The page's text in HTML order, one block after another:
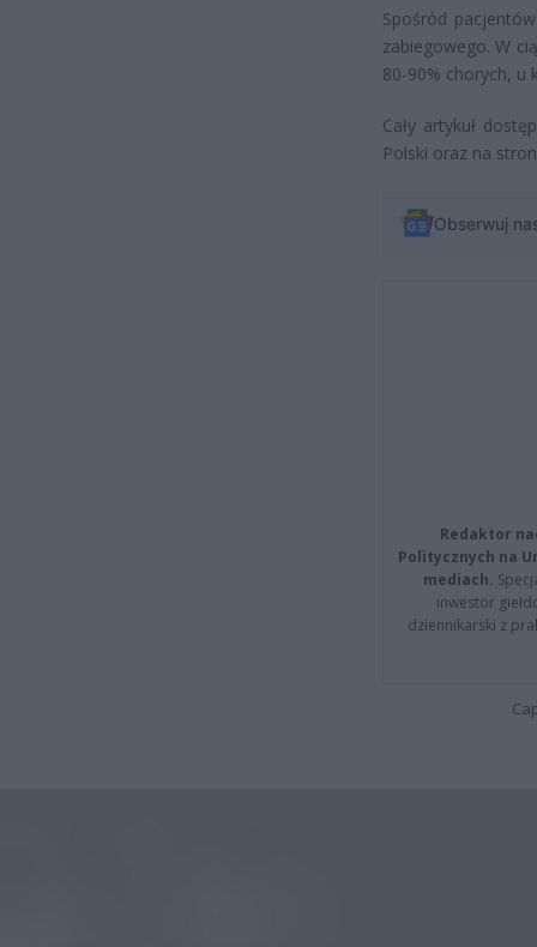
Spośród
zabiegowego. W
80-90% chorych, u
Cały artykuł
Polski oraz na
Obserwuj
Redaktor
Politycznych na
mediach.
inwestor
dziennikarski z